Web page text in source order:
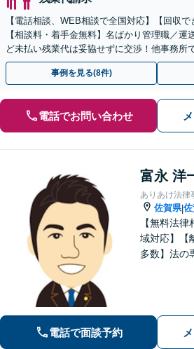
【電話相談、WEB相談で全国対応】【回収で
【相談料・着手金無料】名ばかり管理職／運
ど未払い残業代は妥協せずに交渉！他事務所
ださい。【解決事例が豊富】土曜日も電話受
事例を見る(8件)
電話でお問い合わせ
富永 洋
ありあけ法律
佐賀県|
【無料法
域対応】【
多数】法の
電話で面談予約